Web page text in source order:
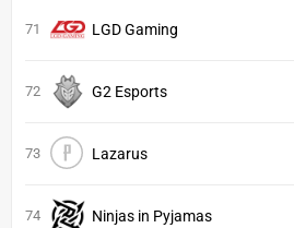
71 LGD Gaming
72 G2 Esports
73 Lazarus
74 Ninjas in Pyjamas